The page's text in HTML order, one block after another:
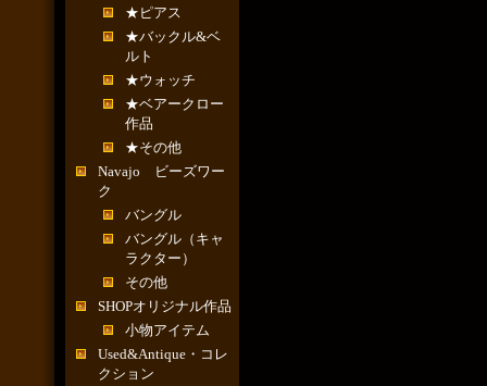
★ピアス
★バックル&ベ
ルト
★ウォッチ
★ベアークロー
作品
★その他
Navajo ビーズワー
ク
バングル
バングル（キャ
ラクター）
その他
SHOPオリジナル作品
小物アイテム
Used&Antique・コレ
クション